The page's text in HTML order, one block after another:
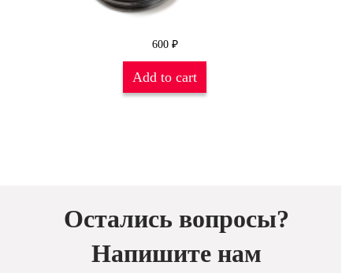
600 ₽
Add to cart
Остались вопросы?
Напишите нам